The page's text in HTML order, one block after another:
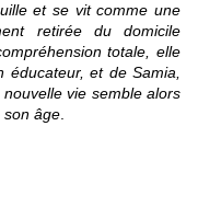
et se vit comme une
retirée du domicile
totale, elle
et de Samia,
vie semble alors
son âge